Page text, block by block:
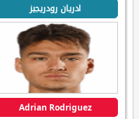
ادريان رودريجيز
Adrian Rodriguez